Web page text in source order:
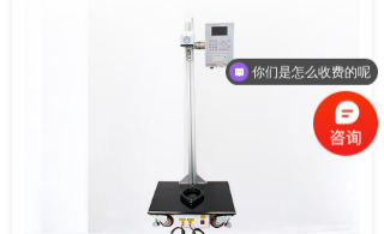
你们是怎么收费的呢